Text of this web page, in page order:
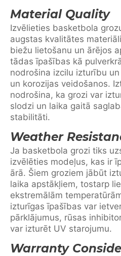
Material Quality
Izvēlieties basketbola
augstas kvalitātes
biežu lietošanu un ārējos
tādas īpašības kā
nodrošina izcilu izturību
un korozijas veidošanos.
nodrošina, ka grozi var
slodzi un laika gaitā
stabilitāti.
Weather
Ja basketbola grozi tiks
izvēlēties modeļus, kas ir
ārā. Šiem groziem jābūt
laika apstākļiem, tostarp
ekstremālām
izturīgas īpašības var
pārklājumus, rūsas
var izturēt UV starojumu.
Warranty